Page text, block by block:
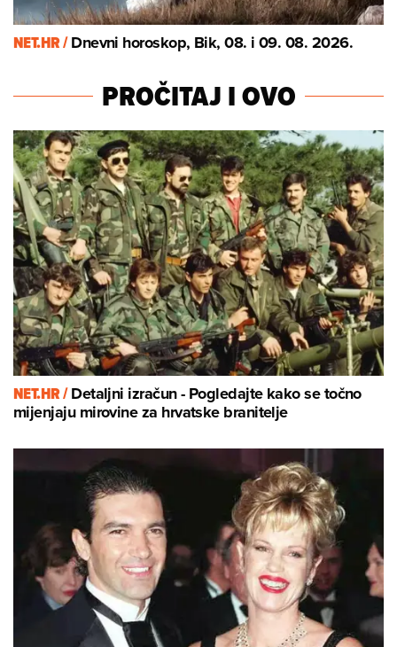
NET.HR /Dnevni horoskop, Bik, 08. i 09. 08. 2026.
PROČITAJ I OVO
NET.HR /Detaljni izračun - Pogledajte kako se točno
mijenjaju mirovine za hrvatske branitelje